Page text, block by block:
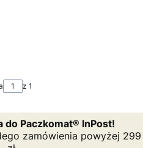
z 1
do Paczkomat® InPost!
zamówienia powyżej 299